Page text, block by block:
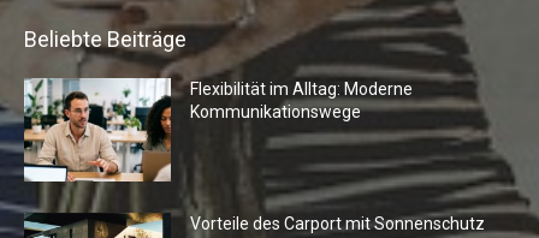
Beliebte Beiträge
Flexibilität im Alltag: Moderne
Kommunikationswege
Vorteile des Carport mit Sonnenschutz